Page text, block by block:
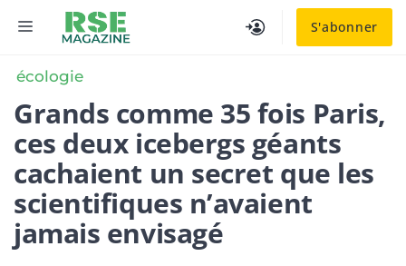
S'abonner
MENU
écologie
Grands comme 35 fois Paris,
ces deux icebergs géants
cachaient un secret que les
scientifiques n’avaient
jamais envisagé